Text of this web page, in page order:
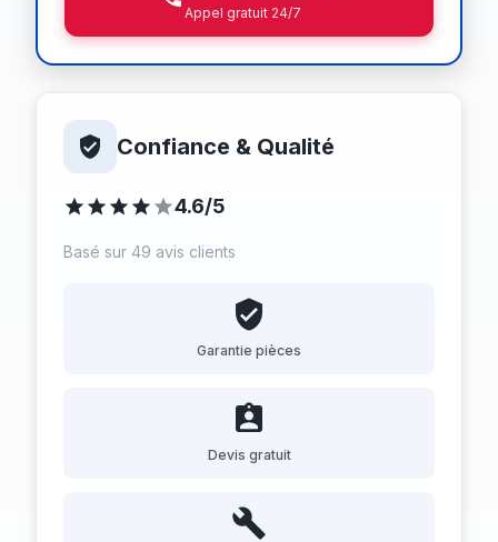
Appel gratuit 24/7
Confiance & Qualité
4.6/5
Basé sur 49 avis clients
Garantie pièces
Devis gratuit